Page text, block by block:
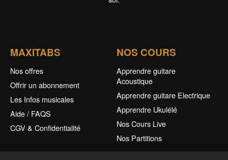
MAXITABS
Nos offres
Offrir un abonnement
Les Infos musicales
Aide / FAQS
CGV & Confidentialité
NOS COURS
Apprendre guitare
Acoustique
Apprendre guitare Electrique
Apprendre Ukulélé
Nos Cours Live
Nos Partitions